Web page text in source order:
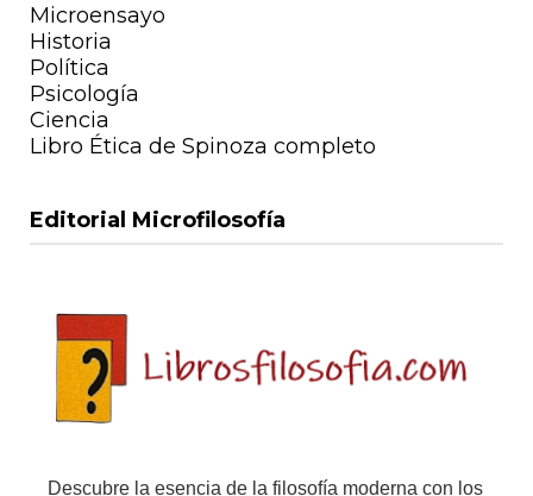
Microensayo
Historia
Política
Psicología
Ciencia
Libro Ética de Spinoza completo
Editorial Microfilosofía
Descubre la esencia de la filosofía moderna con los